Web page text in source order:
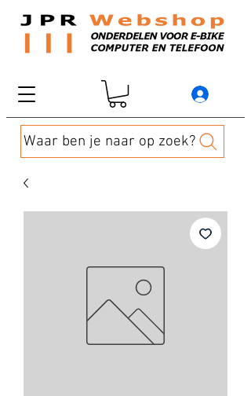
Waar ben je naar op zoek?